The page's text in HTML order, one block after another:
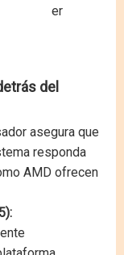
er
del
asegura que
responda
AMD ofrecen